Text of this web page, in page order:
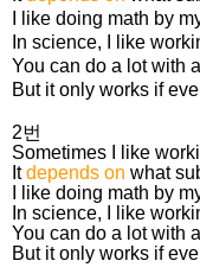
I like doing math by
In science, I like
You can do a lot with
But it only works if
2번
Sometimes I like
Itdepends on what
I like doing math by
In science, I like
You can do a lot with
But it only works if